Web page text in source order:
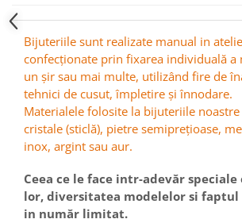
Bijuteriile sunt realizate manual in
confecționate prin fixarea individuală a
un șir sau mai multe, utilizând fire de
tehnici de cusut, împletire și înnodare.
Materialele folosite la bijuteriile
cristale (sticlă), pietre semiprețioase,
inox, argint sau aur.
Ceea ce le face intr-adevăr
lor, diversitatea modelelor si faptul
in număr limitat.